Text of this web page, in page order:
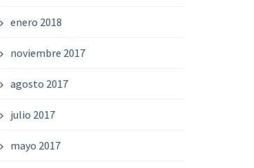
enero 2018
noviembre 2017
agosto 2017
julio 2017
mayo 2017